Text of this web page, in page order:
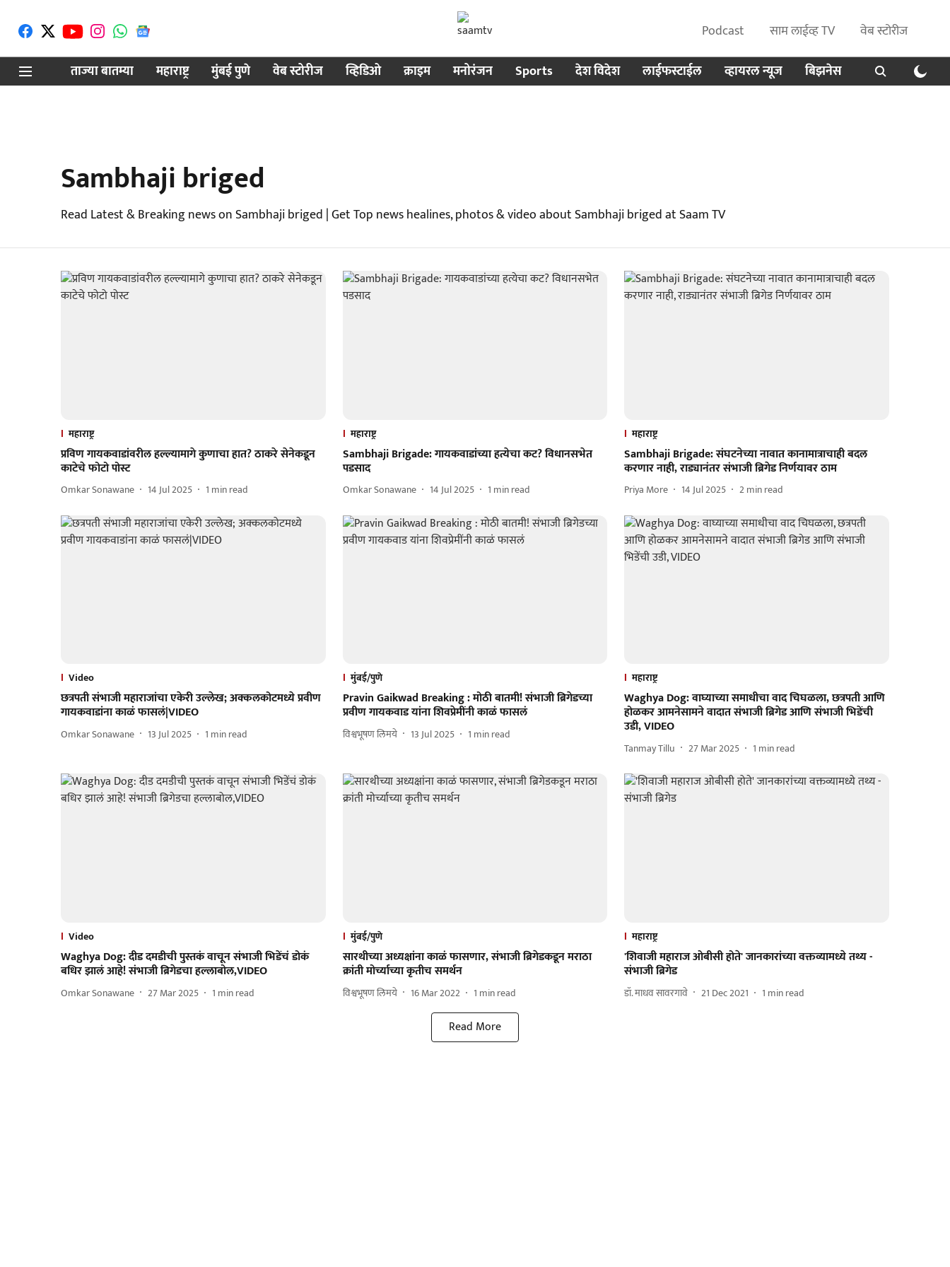
Podcast साम लाईव्ह TV
वेब स्टोरीज
ताज्या बातम्या
महाराष्ट्र मुंबई पुणे वेब स्टोरीज व्हिडिओ क्राइम मनोरंजन Sports देश विदेश लाईफस्टाईल व्हायरल न्यूज बिझनेस
Sambhaji briged
Read Latest & Breaking news on Sambhaji briged | Get Top news healines, photos & video about Sambhaji briged at Saam TV
महाराष्ट्र
प्रविण गायकवाडांवरील हल्ल्यामागे कुणाचा हात? ठाकरे सेनेकडून
काटेचे फोटो पोस्ट
Omkar Sonawane 14 Jul 2025 1 min read
महाराष्ट्र
Sambhaji Brigade: गायकवाडांच्या हत्येचा कट? विधानसभेत
पडसाद
Omkar Sonawane 14 Jul 2025 1 min read
महाराष्ट्र
Sambhaji Brigade: संघटनेच्या नावात कानामात्राचाही बदल
करणार नाही, राड्यानंतर संभाजी ब्रिगेड निर्णयावर ठाम
Priya More 14 Jul 2025 2min read
Video
छत्रपती संभाजी महाराजांचा एकेरी उल्लेख; अक्कलकोटमध्ये प्रवीण
गायकवाडांना काळं फासलं|VIDEO
Omkar Sonawane 13 Jul 2025 1 min read
मुंबई/पुणे
Pravin Gaikwad Breaking : मोठी बातमी! संभाजी ब्रिगेडच्या
प्रवीण गायकवाड यांना शिवप्रेमींनी काळं फासलं
विश्वभूषण लिमये 13 Jul 2025 1 min read
महाराष्ट्र
Waghya Dog: वाघ्याच्या समाधीचा वाद चिघळला, छत्रपती आणि
होळकर आमनेसामने वादात संभाजी ब्रिगेड आणि संभाजी भिडेंची
उडी, VIDEO
Tanmay Tillu 27 Mar 2025 1 min read
Video
Waghya Dog: दीड दमडीची पुस्तकं वाचून संभाजी भिडेंचं डोकं
बधिर झालं आहे! संभाजी ब्रिगेडचा हल्लाबोल,VIDEO
Omkar Sonawane 27 Mar 2025 1 min read
मुंबई/पुणे
सारथीच्या अध्यक्षांना काळं फासणार, संभाजी ब्रिगेडकडून मराठा
क्रांती मोर्च्याच्या कृतीच समर्थन
विश्वभूषण लिमये 16 Mar 2022 1 min read
महाराष्ट्र
'शिवाजी महाराज ओबीसी होते' जानकारांच्या वक्तव्यामध्ये तथ्य -
संभाजी ब्रिगेड
डॉ. माधव सावरगावे 21 Dec 2021 1 min read
Read More